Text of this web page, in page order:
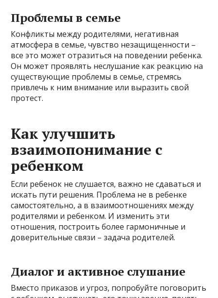
Проблемы в семье
Конфликты между родителями, негативная
атмосфера в семье, чувство незащищенности –
все это может отразиться на поведении ребенка.
Он может проявлять неслушание как реакцию на
существующие проблемы в семье, стремясь
привлечь к ним внимание или выразить свой
протест.
Как улучшить
взаимопонимание с
ребенком
Если ребенок не слушается, важно не сдаваться и
искать пути решения. Проблема не в ребенке
самостоятельно, а в взаимоотношениях между
родителями и ребенком. И изменить эти
отношения, построить более гармоничные и
доверительные связи – задача родителей.
Диалог и активное слушание
Вместо приказов и угроз, попробуйте поговорить